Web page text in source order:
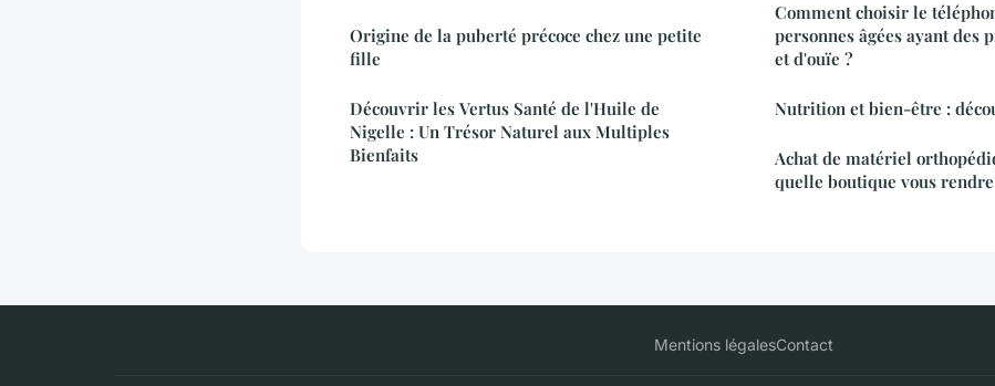
Origine de la puberté précoce chez une petite
fille
Découvrir les Vertus Santé de l'Huile de
Nigelle : Un Trésor Naturel aux Multiples
Bienfaits
Comment choisir le
personnes âgées ayant des
et d'ouïe ?
Nutrition et bien-être :
Achat de matériel
quelle boutique vous
Mentions légalesContact